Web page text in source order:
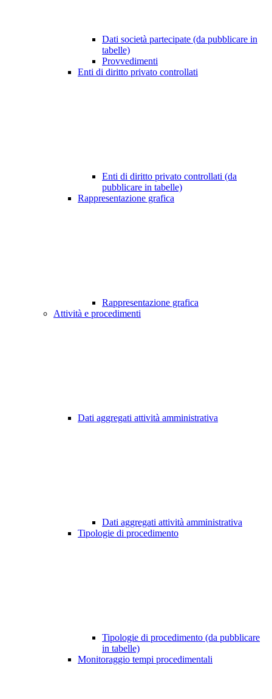
Dati società partecipate (da pubblicare in
tabelle)
Provvedimenti
Enti di diritto privato controllati
Enti di diritto privato controllati (da
pubblicare in tabelle)
Rappresentazione grafica
Rappresentazione grafica
Attività e procedimenti
Dati aggregati attività amministrativa
Dati aggregati attività amministrativa
Tipologie di procedimento
Tipologie di procedimento (da pubblicare
in tabelle)
Monitoraggio tempi procedimentali